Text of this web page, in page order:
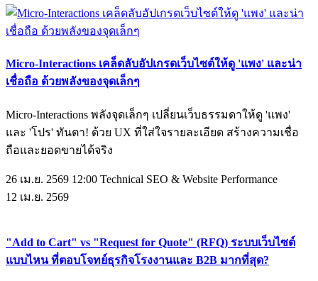
Micro-Interactions เคล็ดลับอัปเกรดเว็บไซต์ให้ดู 'แพง' และน่า
เชื่อถือ ด้วยพลังของจุดเล็กๆ
Micro-Interactions พลังจุดเล็กๆ เปลี่ยนเว็บธรรมดาให้ดู 'แพง'
และ 'โปร' ทันตา! ด้วย UX ที่ใส่ใจรายละเอียด สร้างความเชื่อ
ถือและยอดขายได้จริง
26 เม.ย. 2569 12:00 Technical SEO & Website Performance
12 เม.ย. 2569
"Add to Cart" vs "Request for Quote" (RFQ) ระบบเว็บไซต์
แบบไหน ที่ตอบโจทย์ธุรกิจโรงงานและ B2B มากที่สุด?